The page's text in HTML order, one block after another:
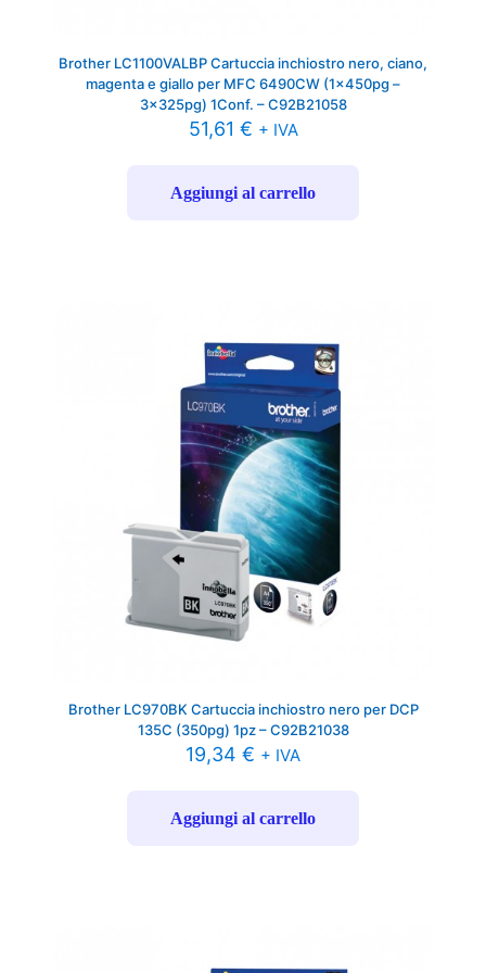
Brother LC1100VALBP Cartuccia inchiostro nero, ciano,
magenta e giallo per MFC 6490CW (1x450pg –
3x325pg) 1Conf. – C92B21058
51,61 € + IVA
Aggiungi al carrello
Brother LC970BK Cartuccia inchiostro nero per DCP
135C (350pg) 1pz – C92B21038
19,34 € + IVA
Aggiungi al carrello